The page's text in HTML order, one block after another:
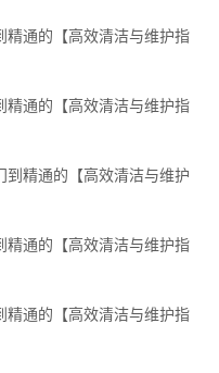
精通的【高效清洁与维护指
精通的【高效清洁与维护指
到精通的【高效清洁与维护
精通的【高效清洁与维护指
精通的【高效清洁与维护指